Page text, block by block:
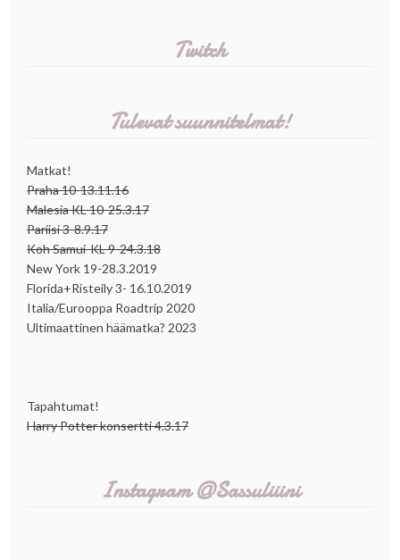
Twitch
Tulevat suunnitelmat!
Matkat!
Praha 10-13.11.16
Malesia KL 10-25.3.17
Pariisi 3-8.9.17
Koh Samui-KL 9-24.3.18
New York 19-28.3.2019
Florida+Risteily 3- 16.10.2019
Italia/Eurooppa Roadtrip 2020
Ultimaattinen häämatka? 2023
Tapahtumat!
Harry Potter konsertti 4.3.17
Instagram @Sassuliiini